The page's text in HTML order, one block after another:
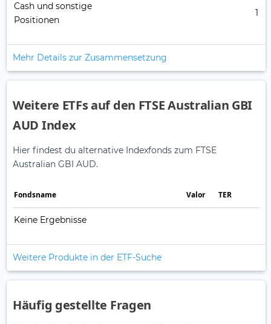
Cash und sonstige
Positionen
1
Mehr Details zur Zusammensetzung
Weitere ETFs auf den FTSE Australian GBI
AUD Index
Hier findest du alternative Indexfonds zum FTSE
Australian GBI AUD.
Fonds­name Valor TER
Keine Ergebnisse
Weitere Produkte in der ETF-Suche
Häufig gestellte Fragen